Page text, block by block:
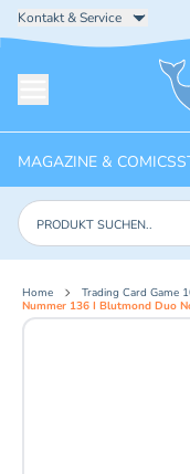
Kontakt & Service
MAGAZINE & COMICS
Produkte suchen
Home
Trading Card Game
Nummer 136 I Blutmond Duo